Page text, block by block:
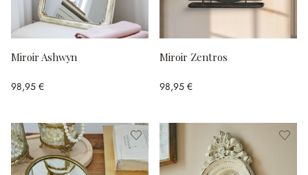
Miroir Ashwyn
98,95 €
Miroir Zentros
98,95 €